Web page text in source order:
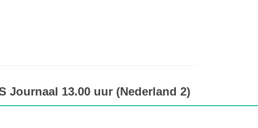
Journaal 13.00 uur (Nederland 2)